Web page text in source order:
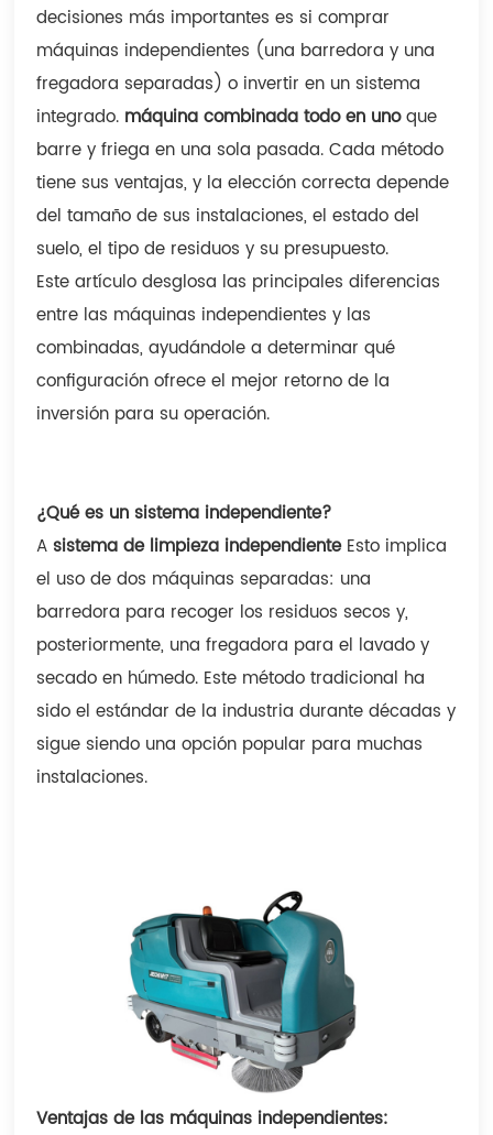
decisiones más importantes es si comprar
máquinas independientes (una barredora y una
fregadora separadas) o invertir en un sistema
integrado. máquina combinada todo en unoque
barre y friega en una sola pasada. Cada método
tiene sus ventajas, y la elección correcta depende
del tamaño de sus instalaciones, el estado del
suelo, el tipo de residuos y su presupuesto.
Este artículo desglosa las principales diferencias
entre las máquinas independientes y las
combinadas, ayudándole a determinar qué
configuración ofrece el mejor retorno de la
inversión para su operación.
¿Qué es un sistema independiente?
Asistema de limpieza independienteEsto implica
el uso de dos máquinas separadas: una
barredora para recoger los residuos secos y,
posteriormente, una fregadora para el lavado y
secado en húmedo. Este método tradicional ha
sido el estándar de la industria durante décadas y
sigue siendo una opción popular para muchas
instalaciones.
Ventajas de las máquinas independientes: